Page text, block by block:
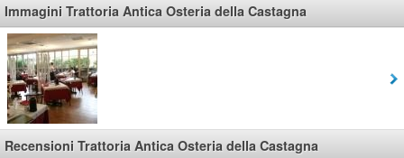
Immagini Trattoria Antica Osteria della Castagna
Recensioni Trattoria Antica Osteria della Castagna